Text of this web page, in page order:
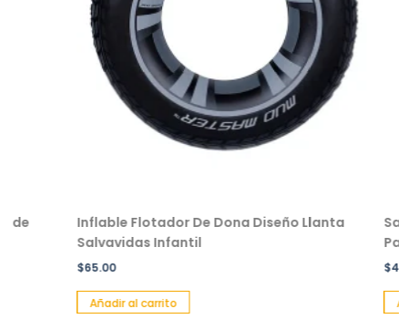
Inflable Flotador De Dona Diseño Llanta
Salvavidas Infantil
Añadir al carrito
Pack 2 Pz
Añadir